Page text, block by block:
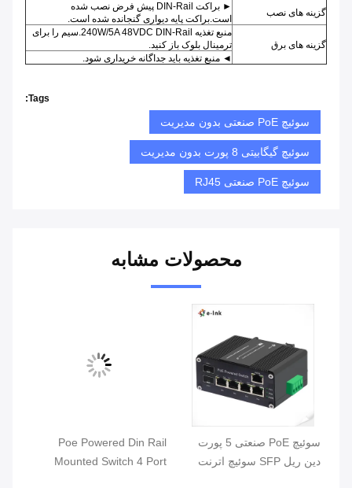
گزینه های نصب
► براکت DIN-Rail پیش فرض نصب شده
است.براکت پایه دیواری گنجانده شده است.
گزینه های برق
منبع تغذیه 240W/5A 48VDC DIN-Rail.سیم را برای
ترمینال بلوک باز کنید.
◄ منبع تغذیه باید جداگانه خریداری شود.
Tags:
سوئیچ PoE صنعتی بدون مدیریت
سوئیچ گیگابیتی 8 پورت بدون مدیریت
سوئیچ PoE صنعتی RJ45
محصولات مشابه
سوئیچ PoE صنعتی 5 پورت
دین ریل SFP سوئیچ اترنت
Poe Powered Din Rail
Mounted Switch 4 Port